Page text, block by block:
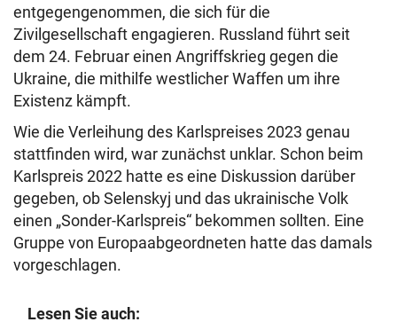
entgegengenommen, die sich für die
Zivilgesellschaft engagieren. Russland führt seit
dem 24. Februar einen Angriffskrieg gegen die
Ukraine, die mithilfe westlicher Waffen um ihre
Existenz kämpft.
Wie die Verleihung des Karlspreises 2023 genau
stattfinden wird, war zunächst unklar. Schon beim
Karlspreis 2022 hatte es eine Diskussion darüber
gegeben, ob Selenskyj und das ukrainische Volk
einen „Sonder-Karlspreis“ bekommen sollten. Eine
Gruppe von Europaabgeordneten hatte das damals
vorgeschlagen.
Lesen Sie auch: